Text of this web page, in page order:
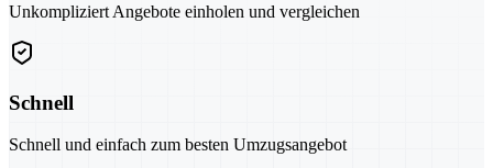
Unkompliziert Angebote einholen und vergleichen
Schnell
Schnell und einfach zum besten Umzugsangebot